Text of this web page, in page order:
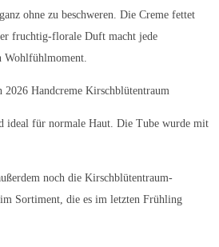
ohne zu beschweren. Die Creme fettet
fruchtig-florale Duft macht jede
Wohlfühlmoment.
ideal für normale Haut. Die Tube wurde mit
noch die Kirschblütentraum-
Sortiment, die es im letzten Frühling